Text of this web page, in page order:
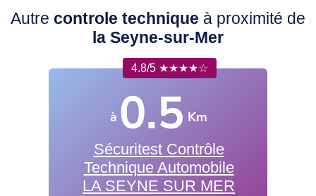
Autre controle technique à proximité de
la Seyne-sur-Mer
4.8/5 ★★★★☆
à 0.5 Km
Sécuritest Contrôle
Technique Automobile
LA SEYNE SUR MER